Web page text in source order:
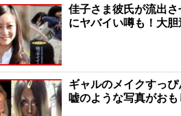
佳子さま彼氏が流出
にヤバイい噂も！大
ギャルのメイクすっ
嘘のような写真がおも